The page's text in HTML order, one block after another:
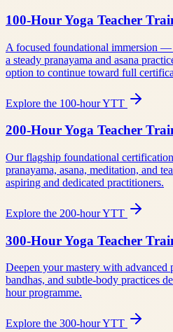
100-Hour Yoga Teacher
A focused foundational immersion
a steady pranayama and asana
option to continue toward full
Explore the 100-hour YTT
200-Hour Yoga Teacher
Our flagship foundational
pranayama, asana, meditation, and
aspiring and dedicated practitioners.
Explore the 200-hour YTT
300-Hour Yoga Teacher
Deepen your mastery with advanced
bandhas, and subtle-body practices
hour programme.
Explore the 300-hour YTT